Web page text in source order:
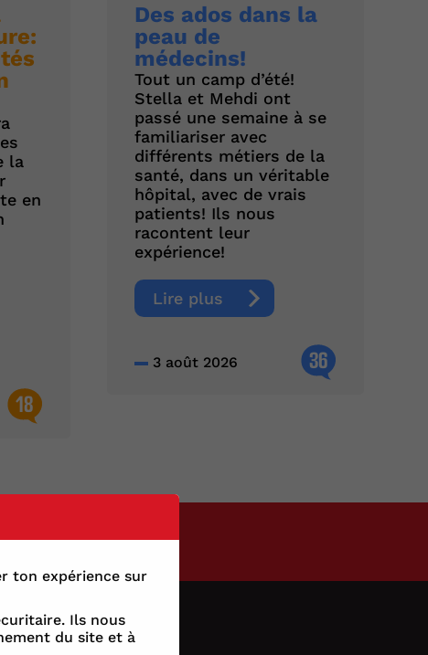
la
en
18
Des ados dans la
peau de
médecins!
Tout un camp d’été!
Stella et Mehdi ont
passé une semaine à se
familiariser avec
différents métiers de la
santé, dans un véritable
hôpital, avec de vrais
patients! Ils nous
racontent leur
expérience!
Lire plus
3 août 2026 36
ton expérience sur
Ils nous
du site et à